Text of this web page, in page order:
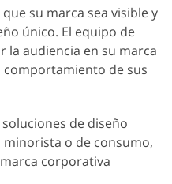
su marca sea visible y
único. El equipo de
la audiencia en su marca
de sus
de diseño
minorista o de consumo,
corporativa